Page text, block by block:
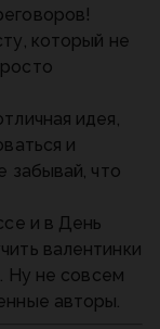
который не
идея,
и
забывай, что
и в День
валентинки
Ну не совсем
авторы.